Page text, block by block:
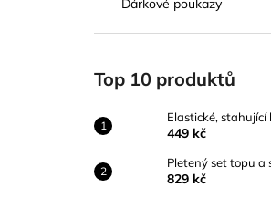
Dárkové poukazy
Top 10 produktů
Elastické, stahující
449 kč
Pletený set topu a
829 kč
449 kč